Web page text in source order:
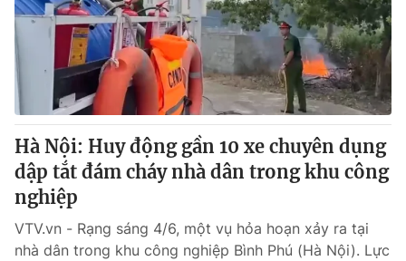
Cơ quan chủ quản:Đài Truyền hình Việt Nam
Cơ quan báo chí:Thời báo VTV
Giấy phép hoạt động báo in và báo điện tử số 483/GP-BTTTT
cấp ngày 29/12/2023
Tổng Biên tập:Vũ Thanh Thủy
Phó Tổng Biên tập:Nguyễn Thị Mỹ Hạnh, Phạm Quốc Thắng,
Nguyễn Trọng Ninh
Tổng đài VTV:
Ðiện thoại Thời báo VTV:
024.66 897 897
Email:toasoan@vtv.vn
Hà Nội: Huy động gần 10 xe chuyên dụng
dập tắt đám cháy nhà dân trong khu công
nghiệp
VTV.vn - Rạng sáng 4/6, một vụ hỏa hoạn xảy ra tại
nhà dân trong khu công nghiệp Bình Phú (Hà Nội). Lực